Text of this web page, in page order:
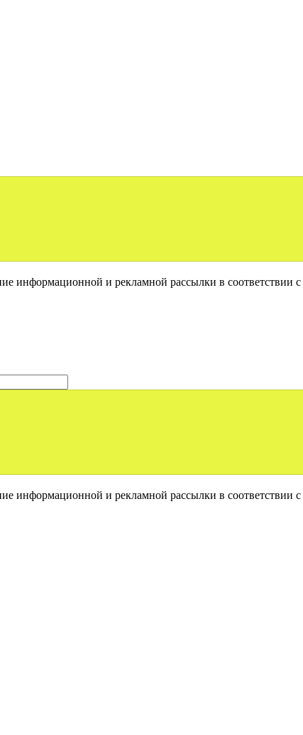
информационной и рекламной рассылки в соответствии с
информационной и рекламной рассылки в соответствии с